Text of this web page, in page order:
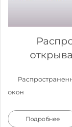
окон
Подробнее